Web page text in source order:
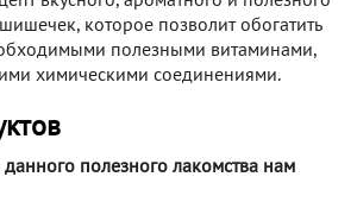
которое позволит обогатить
полезными витаминами,
химическими соединениями.
полезного лакомства нам